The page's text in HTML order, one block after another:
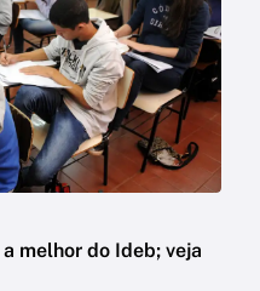
melhor do Ideb; veja